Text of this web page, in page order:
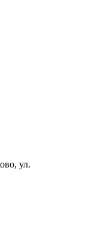
ул.